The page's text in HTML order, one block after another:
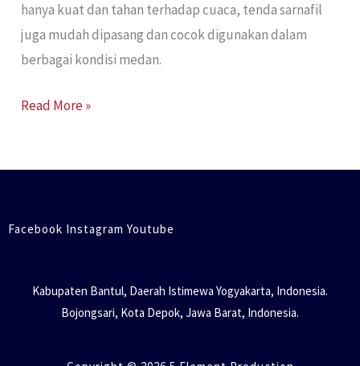
hanya kuat dan tahan terhadap cuaca, tenda sarnafil
juga mudah dipasang dan cocok digunakan dalam
berbagai kondisi medan.
Read More »
Facebook Instagram Youtube
Kabupaten Bantul, Daerah Istimewa Yogyakarta, Indonesia.
Bojongsari, Kota Depok, Jawa Barat, Indonesia.